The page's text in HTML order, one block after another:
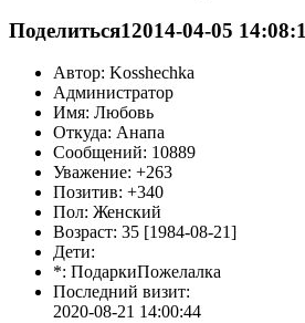
Поделиться12014-04-05
Автор: Kosshechka
Администратор
Имя: Любовь
Откуда: Анапа
Сообщений: 10889
Уважение: +263
Позитив: +340
Пол: Женский
Возраст: 35 [1984-08-21]
Дети:
*: ПодаркиПожелалка
Последний визит:
2020-08-21 14:00:44